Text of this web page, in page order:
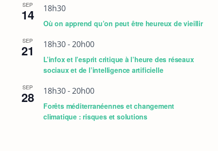
SEP
14 18h30
Où on apprend qu’on peut être heureux de vieillir
SEP
21 18h30-20h00
L’infox et l’esprit critique à l’heure des réseaux
sociaux et de l’intelligence artificielle
SEP
28 18h30-20h00
Forêts méditerranéennes et changement
climatique : risques et solutions